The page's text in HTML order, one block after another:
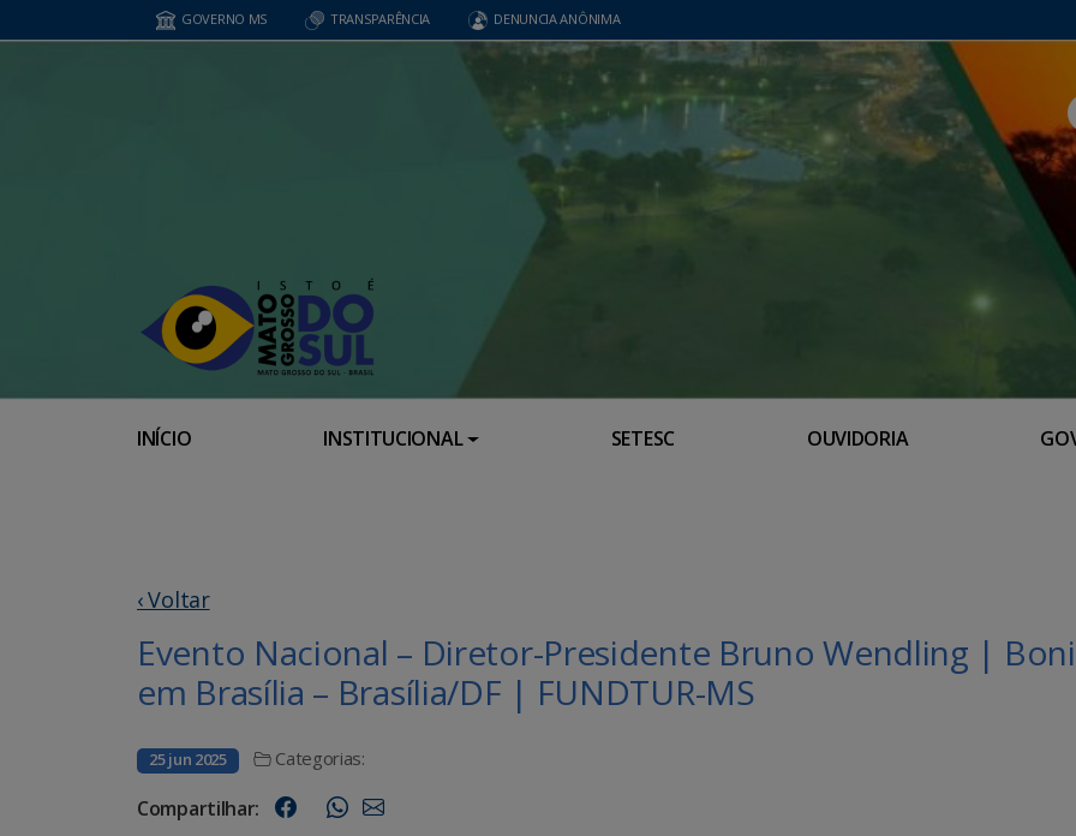
GOVERNO MS TRANSPARÊNCIA DENUNCIA ANÔNIMA
INÍCIO INSTITUCIONAL SETESC OUVIDORIA
‹ Voltar
Evento Nacional – Diretor-Presidente Bruno Wendling |
em Brasília – Brasília/DF | FUNDTUR-MS
25 jun 2025 Categorias:
Compartilhar: